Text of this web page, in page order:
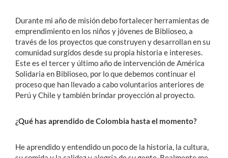
Durante mi año de misión debo fortalecer herramientas de
emprendimiento en los niños y jóvenes de Biblioseo, a
través de los proyectos que construyen y desarrollan en su
comunidad surgidos desde su propia historia e intereses.
Este es el tercer y último año de intervención de América
Solidaria en Biblioseo, por lo que debemos continuar el
proceso que han llevado a cabo voluntarios anteriores de
Perú y Chile y también brindar proyección al proyecto.
¿Qué has aprendido de Colombia hasta el momento?
He aprendido y entendido un poco de la historia, la cultura,